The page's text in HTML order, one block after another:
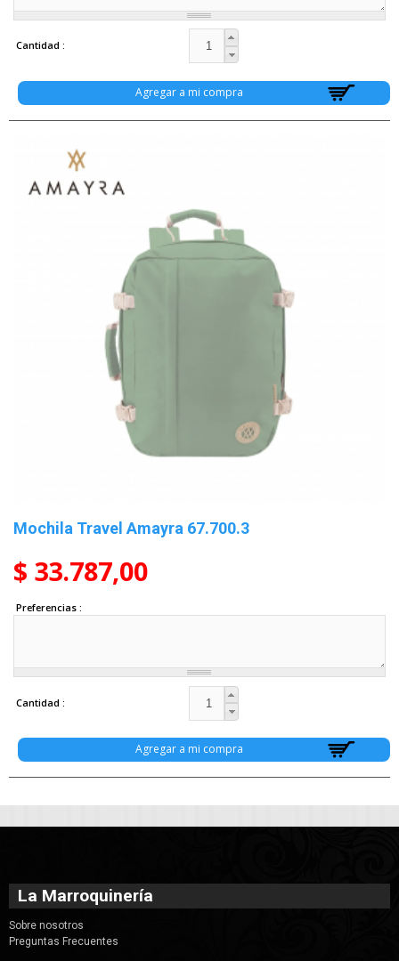
Cantidad
Mochila Travel Amayra 67.700.3
$ 33.787,00
Preferencias
Cantidad
La Marroquinería
Sobre nosotros
Preguntas Frecuentes